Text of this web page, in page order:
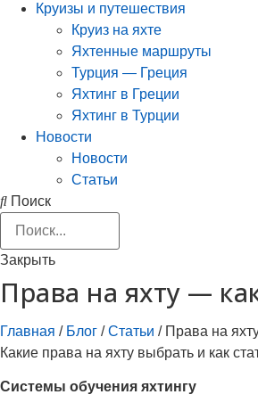
Круизы и путешествия
Круиз на яхте
Яхтенные маршруты
Турция — Греция
Яхтинг в Греции
Яхтинг в Турции
Новости
Новости
Статьи
Поиск
Закрыть
Права на яхту —
Главная / Блог /Статьи / Права на
Какие права на яхту выбрать и как
Системы обучения яхтингу